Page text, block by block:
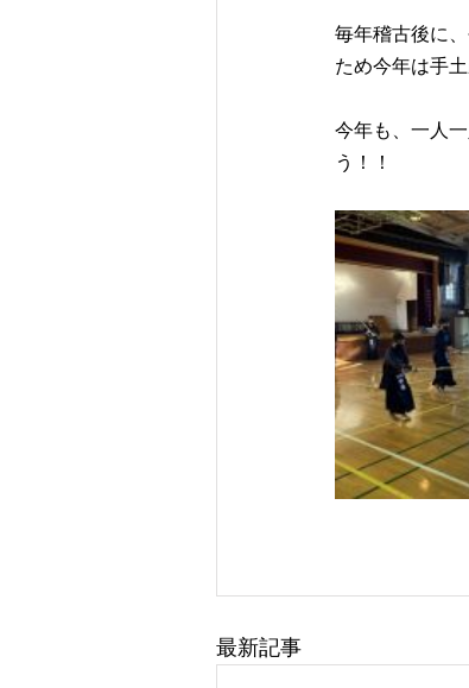
毎年稽古後に
ため今年は手
今年も、一人
う！！
最新記事